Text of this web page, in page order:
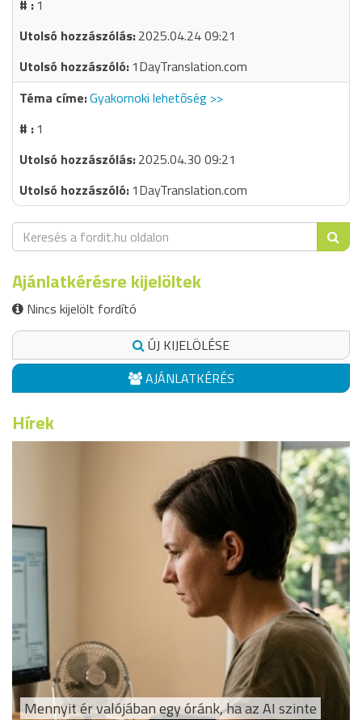
1
2025.04.24 09:21
1DayTranslation.com
Gyakornoki lehetőség >>
1
2025.04.30 09:21
1DayTranslation.com
Ajánlatkérésre kijelöltek
Nincs kijelölt fordító
ÚJ KIJELÖLÉSE
AJÁNLATKÉRÉS
Hírek
Mennyit ér valójában egy óránk, ha az AI szinte